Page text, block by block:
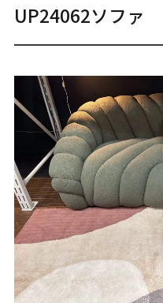
UP24062ソファ